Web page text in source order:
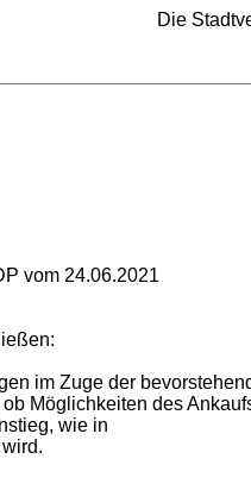
Die
vom 24.06.2021
im Zuge der
Möglichkeiten des
wie in